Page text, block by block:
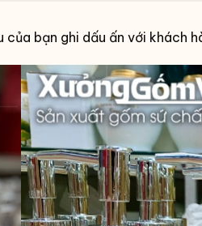
bạn ghi dấu ấn với khách